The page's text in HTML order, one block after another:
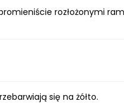
rozłożonymi
się na żółto.